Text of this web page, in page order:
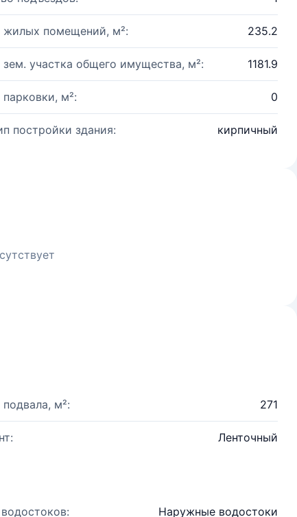
помещений, м²: 235.2
участка общего имущества, м²: 1181.9
м²: 0
постройки здания: кирпичный
м²: 271
Ленточный
Наружные водостоки